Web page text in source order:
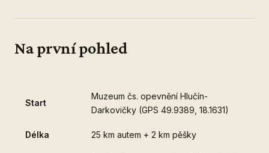
Na první pohled
Start
Muzeum čs. opevnění Hlučín-
Darkovičky (GPS 49.9389, 18.1631)
Délka 25 km autem + 2 km pěšky